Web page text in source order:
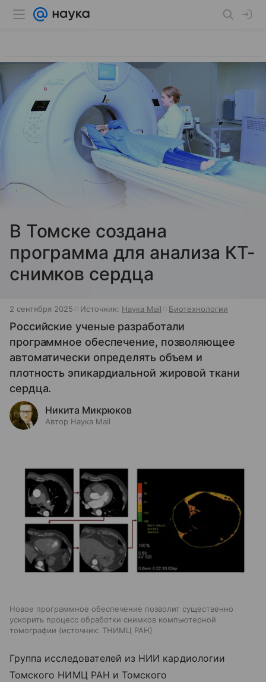
В Томске создана
программа для анализа КТ-
снимков сердца
2 сентября 2025 Источник: Наука Mail Биотехнологии
Российские ученые разработали
программное обеспечение, позволяющее
автоматически определять объем и
плотность эпикардиальной жировой ткани
сердца.
Никита Микрюков
Автор Наука Mail
Новое программное обеспечение позволит существенно
ускорить процесс обработки снимков компьютерной
томографии
источник: ТНИМЦ РАН
Группа исследователей из НИИ кардиологии
Томского НИМЦ РАН и Томского